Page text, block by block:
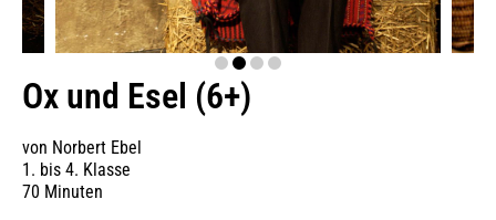
Ox und Esel (6+)
von Norbert Ebel
1. bis 4. Klasse
70 Minuten